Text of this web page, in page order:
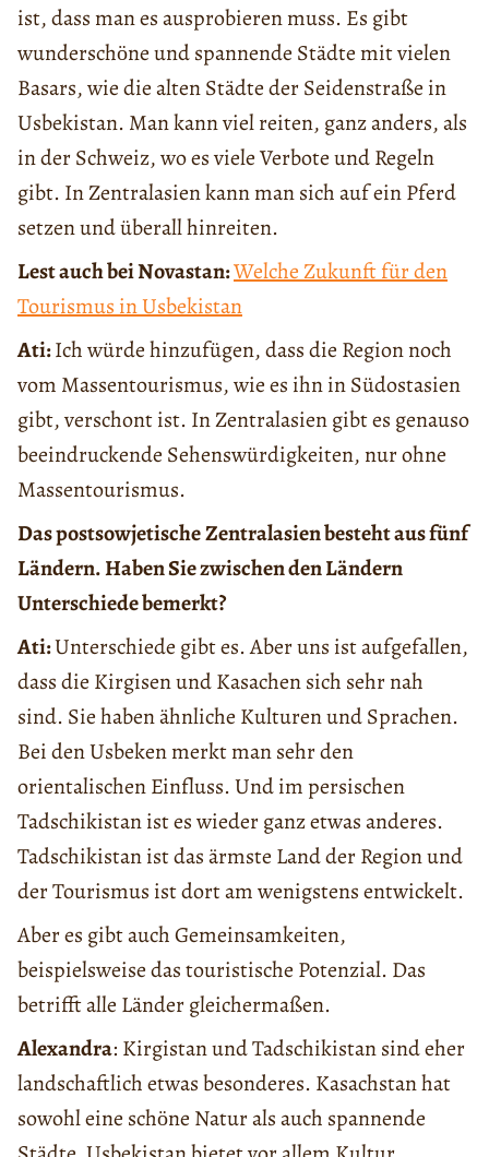
ist, dass man es ausprobieren muss. Es gibt
wunderschӧne und spannende Städte mit vielen
Basars, wie die alten Städte der Seidenstraße in
Usbekistan. Man kann viel reiten, ganz anders, als
in der Schweiz, wo es viele Verbote und Regeln
gibt. In Zentralasien kann man sich auf ein Pferd
setzen und überall hinreiten.
Lest auch bei Novastan:Welche Zukunft für den
Tourismus in Usbekistan
Ati:Ich würde hinzufügen, dass die Region noch
vom Massentourismus, wie es ihn in Südostasien
gibt, verschont ist. In Zentralasien gibt es genauso
beeindruckende Sehenswürdigkeiten, nur ohne
Massentourismus.
Das postsowjetischeZentralasien besteht aus fünf
Ländern. Haben Sie zwischen den Ländern
Unterschiede bemerkt?
Ati:Unterschiede gibt es. Aber uns ist aufgefallen,
dass die Kirgisen und Kasachen sich sehr nah
sind. Sie haben ähnliche Kulturen und Sprachen.
Bei den Usbeken merkt man sehr den
orientalischen Einfluss. Und im persischen
Tadschikistan ist es wieder ganz etwas anderes.
Tadschikistan ist das ärmste Land der Region und
der Tourismus ist dort am wenigstens entwickelt.
Aber es gibt auch Gemeinsamkeiten,
beispielsweise das touristische Potenzial. Das
betrifft alle Länder gleichermaßen.
Alexandra: Kirgistan und Tadschikistan sind eher
landschaftlich etwas besonderes. Kasachstan hat
sowohl eine schӧne Natur als auch spannende